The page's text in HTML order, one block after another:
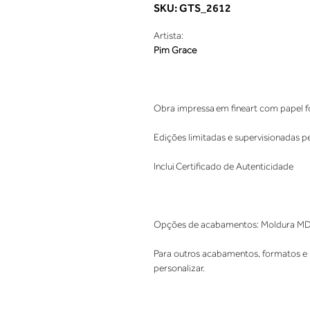
SKU: GTS_2612
Artista:
Pim Grace
Obra impressa em fineart com papel
Edições limitadas e supervisionadas
Inclui Certificado de Autenticidade
Opções de acabamentos: Moldura
Para outros acabamentos, formatos
personalizar.